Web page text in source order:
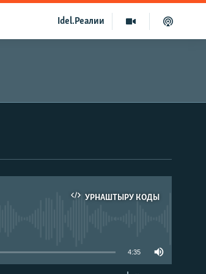
Idel.Реалии
УРНАШТЫРУ КОДЫ
4:35